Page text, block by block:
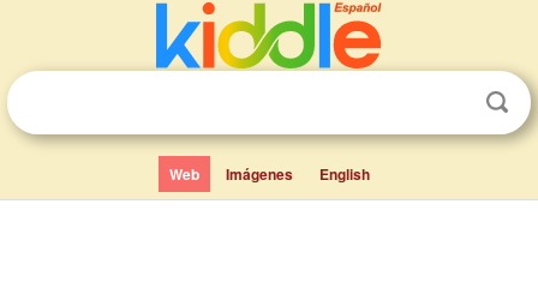
Web Imágenes English